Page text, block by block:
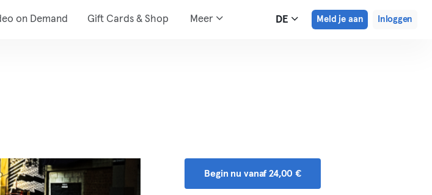
on Demand Gift Cards & Shop Meer DE Meld je aan Inloggen
Begin nu vanaf 24,00 €